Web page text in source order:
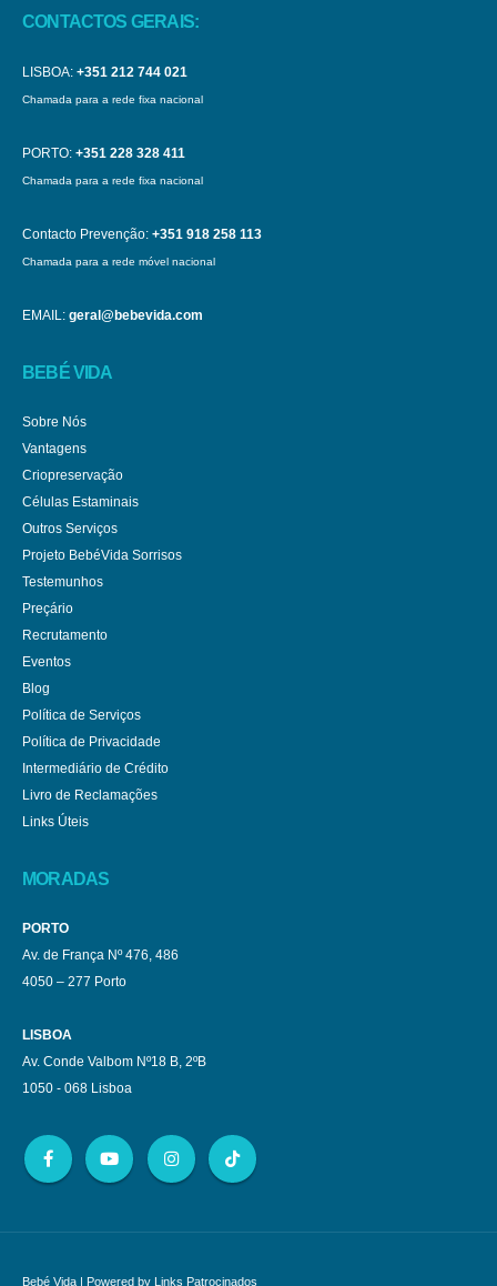
CONTACTOS GERAIS:
LISBOA: +351 212 744 021
Chamada para a rede fixa nacional
PORTO: +351 228 328 411
Chamada para a rede fixa nacional
Contacto Prevenção: +351 918 258 113
Chamada para a rede móvel nacional
EMAIL: geral@bebevida.com
BEBÉ VIDA
Sobre Nós
Vantagens
Criopreservação
Células Estaminais
Outros Serviços
Projeto BebéVida Sorrisos
Testemunhos
Preçário
Recrutamento
Eventos
Blog
Política de Serviços
Política de Privacidade
Intermediário de Crédito
Livro de Reclamações
Links Úteis
MORADAS
PORTO
Av. de França Nº 476, 486
4050 – 277 Porto
LISBOA
Av. Conde Valbom Nº18 B, 2ºB
1050 - 068 Lisboa
Bebé Vida | Powered by Links Patrocinados